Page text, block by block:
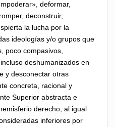
deformar,
deconstruir,
la lucha por la
ideologías y/o grupos que
poco compasivos,
deshumanizados en
y desconectar otras
concreta, racional y
Superior abstracta e
derecho, al igual
inferiores por